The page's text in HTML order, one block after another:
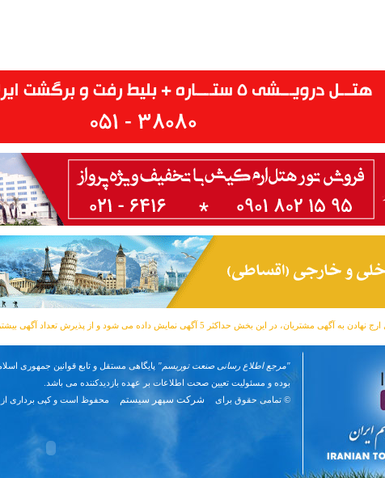
به آگهی مشتریان، در این بخش حداکثر 5 آگهی نمایش داده می شود و از پذیرش تعداد آگهی بیشتر معذوریم.
"مرجع اطلاع رسانی صنعت توریسم" پایگاهی مستقل و تابع قوانین جمهوری
بوده و مسئوليت تعیین صحت اطلاعات بر عهده بازدیدکننده می باشد.
© تمامی حقوق برای
شرکت سپهر سیستم محفوظ است و کپی برداری